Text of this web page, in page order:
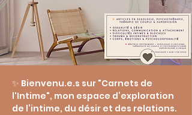
✨ Bienvenu.e.s sur "Carnets de
l'Intime", mon espace d’exploration
de l’intime, du désir et des relations.